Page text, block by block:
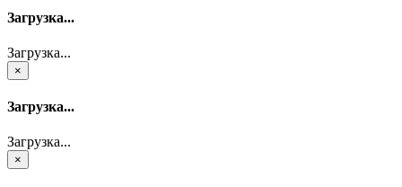
Загрузка...
Загрузка...
×
Загрузка...
Загрузка...
×